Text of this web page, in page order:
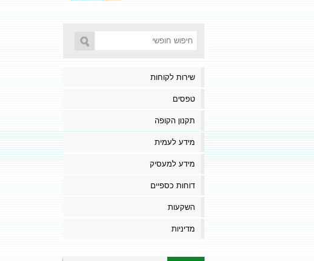
שירות לקוחות
טפסים
תקנון הקופה
מידע לעמית
מידע למעסיק
דוחות כספיים
השקעות
מדיניות